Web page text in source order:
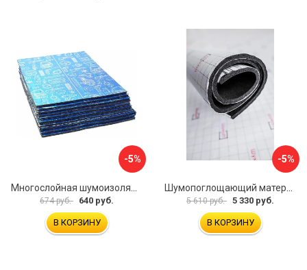
-5%
674 руб. 640 руб.
В КОРЗИНУ
-5%
5 610 руб. 5 330 руб.
В КОРЗИНУ